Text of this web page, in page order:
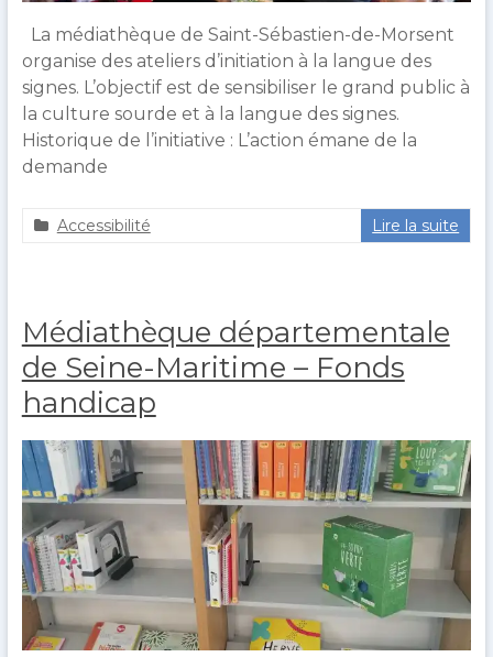
La médiathèque de Saint-Sébastien-de-Morsent
organise des ateliers d’initiation à la langue des
signes. L’objectif est de sensibiliser le grand public à
la culture sourde et à la langue des signes.
Historique de l’initiative : L’action émane de la
demande
r
o
u
l
t
r
i
e
r
2
0
2
2
Accessibilité Lire la suite
Médiathèque départementale
de Seine-Maritime – Fonds
handicap